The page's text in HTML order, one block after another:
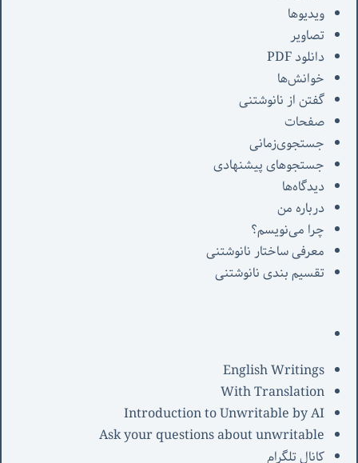
ویدیوها
تصاویر
دانلود PDF
خوانش‌ها
گفتن از نانوشتنی
صفحات
جستجوی‌زمانی
جستجوهای پیشنهادی
دیدگاه‌ها
درباره من
چرا می‌نویسم؟
معرفی‌ ساختار نانوشتنی
تقسیم بندی نانوشتنی
English Writings
With Translation
Introduction to Unwritable by AI
Ask your questions about unwritable
کانال تلگرام